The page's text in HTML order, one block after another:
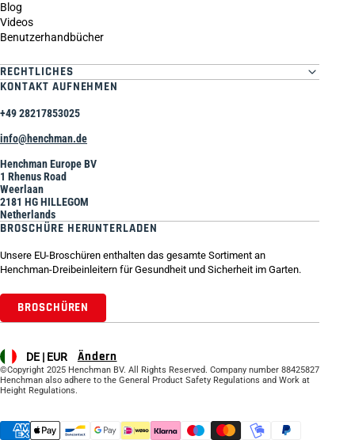
Blog
Videos
Benutzerhandbücher
RECHTLICHES
KONTAKT AUFNEHMEN
+49 28217853025
info@henchman.de
Henchman Europe BV
1 Rhenus Road
Weerlaan
2181 HG HILLEGOM
Netherlands
BROSCHÜRE HERUNTERLADEN
Unsere EU-Broschüren enthalten das gesamte Sortiment an
Henchman-Dreibeinleitern für Gesundheit und Sicherheit im Garten.
BROSCHÜREN
DE | EUR Ändern
©Copyright 2025 Henchman BV. All Rights Reserved. Company number 88425827
Henchman also adhere to the General Product Safety Regulations and Work at
Height Regulations.
Supported payment methods